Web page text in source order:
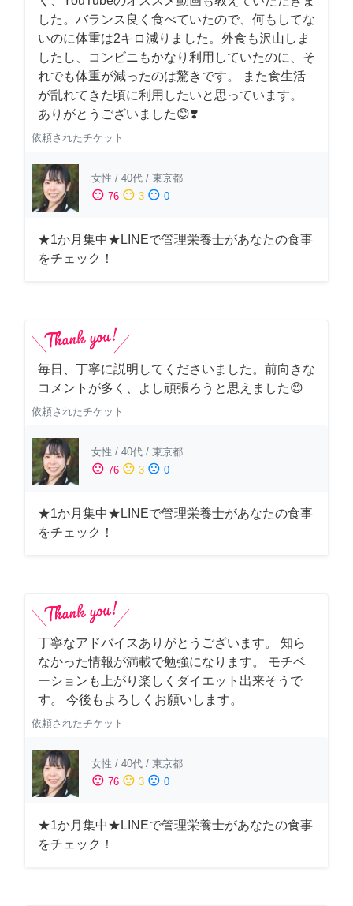
した。バランス良く食べていたので、何もしてな
いのに体重は2キロ減りました。外食も沢山しま
したし、コンビニもかなり利用していたのに、そ
れでも体重が減ったのは驚きです。 また食生活
が乱れてきた頃に利用したいと思っています。
ありがとうございました😊❣️
依頼されたチケット
女性 / 40代 / 東京都
sentiment_satisfied 76 sentiment_neutral 3 sentiment_dissatisfied 0
★1か月集中★LINEで管理栄養士があなたの食事
をチェック！
毎日、丁寧に説明してくださいました。前向きな
コメントが多く、よし頑張ろうと思えました😊
依頼されたチケット
女性 / 40代 / 東京都
sentiment_satisfied 76 sentiment_neutral 3 sentiment_dissatisfied 0
★1か月集中★LINEで管理栄養士があなたの食事
をチェック！
丁寧なアドバイスありがとうございます。 知ら
なかった情報が満載で勉強になります。 モチベ
ーションも上がり楽しくダイエット出来そうで
す。 今後もよろしくお願いします。
依頼されたチケット
女性 / 40代 / 東京都
sentiment_satisfied 76 sentiment_neutral 3 sentiment_dissatisfied 0
★1か月集中★LINEで管理栄養士があなたの食事
をチェック！